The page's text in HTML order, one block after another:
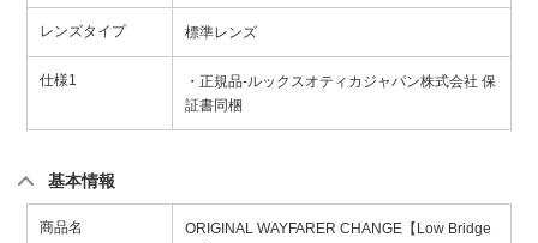
レンズタイプ 標準レンズ
仕様1
・正規品-ルックスオティカジャパン株式会社 保
証書同梱
基本情報
商品名
ORIGINAL WAYFARER CHANGE【Low Bridge